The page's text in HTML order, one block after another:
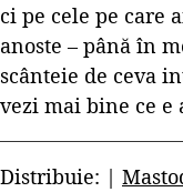
ci pe cele pe care
anoste – până în
scânteie de ceva
vezi mai bine ce e
Distribuie: |